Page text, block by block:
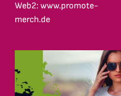
Web2: www.promote-
merch.de